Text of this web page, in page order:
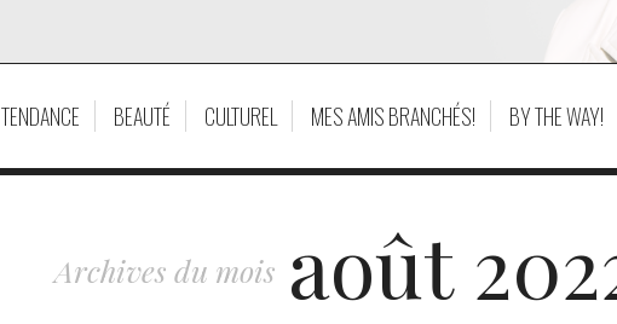
TENDANCE BEAUTÉ CULTUREL MES AMIS BRANCHÉS! BY THE WAY!
Archives du mois août